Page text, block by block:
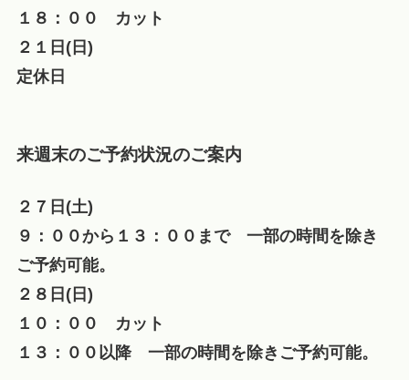
１８：００ カット
２１日(日)
定休日
来週末のご予約状況のご案内
２７日(土)
９：００から１３：００まで 一部の時間を除き
ご予約可能。
２８日(日)
１０：００ カット
１３：００以降 一部の時間を除きご予約可能。